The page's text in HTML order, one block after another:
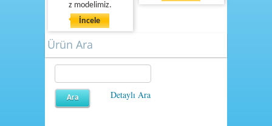
z modelimiz.
İncele
Ürün Ara
Detaylı Ara